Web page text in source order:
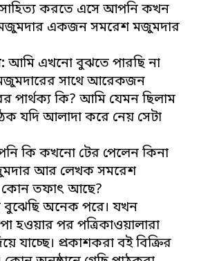
সাহিত্য করতে এসে আপনি কখন
একজন সমরেশ মজুমদার
আমি এখনো বুঝতে পারছি না
সাথে আরেকজন
পার্থক্য কি? আমি যেমন ছিলাম
যদি আলাদা করে নেয় সেটা
কি কখনো টের পেলেন কিনা
আর লেখক সমরেশ
কোন তফাৎ আছে?
বুঝেছি অনেক পরে। যখন
হওয়ার পর পত্রিকাওয়ালারা
যাচ্ছে। প্রকাশকরা বই বিক্রির